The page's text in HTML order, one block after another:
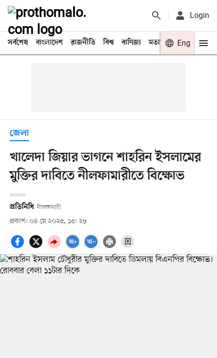
Login
সর্বশেষ বাংলাদেশ রাজনীতি বিশ্ব বাণিজ্য মতামত খেলা
Eng
জেলা
খালেদা জিয়ার ভাগনে শাহরিন ইসলামের
মুক্তির দাবিতে নীলফামারীতে বিক্ষোভ
প্রতিনিধি নীলফামারী
প্রকাশ: ০৪ মে ২০২৫, ১৫: ২৮